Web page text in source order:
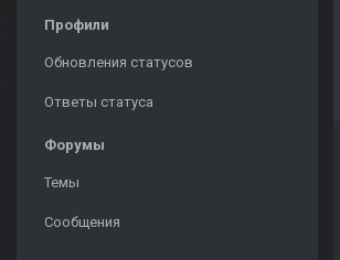
Профили
Обновления статусов
Ответы статуса
Форумы
Темы
Сообщения